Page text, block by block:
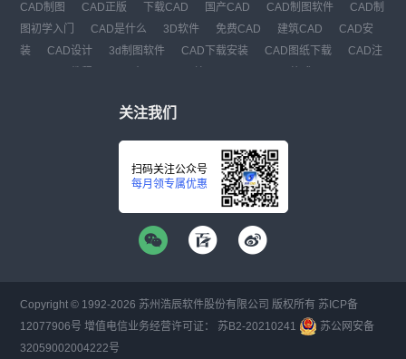
CAD制图 CAD正版 下载CAD 国产CAD CAD制图软件
CAD制
图初学入门
CAD是什么 3D软件 免费CAD 建筑CAD
CAD安
装
CAD设计 3d制图软件 CAD下载安装 CAD图纸下载
CAD注
关注我们
扫码关注公众号
每月领专属优惠
Copyright © 1992-2026 苏州浩辰软件股份有限公司 版权所有 苏ICP备
12077906号 增值电信业务经营许可证： 苏B2-20210241
苏公网安备
32059002004222号